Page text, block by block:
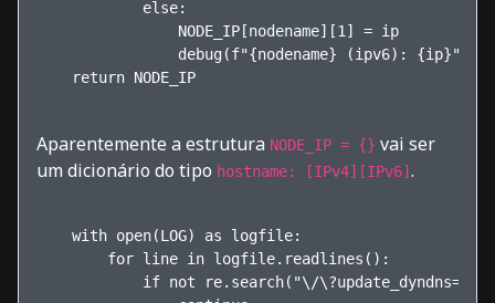
            else:
                NODE_IP[nodename][1] = ip
                debug(f"{nodename} (ipv6): {ip}")
    return NODE_IP
Aparentemente a estrutura NODE_IP = {} vai ser
um dicionário do tipo hostname: [IPv4][IPv6] .
    with open(LOG) as logfile:
        for line in logfile.readlines():
if not re.search("\/\?update_dyndns=",